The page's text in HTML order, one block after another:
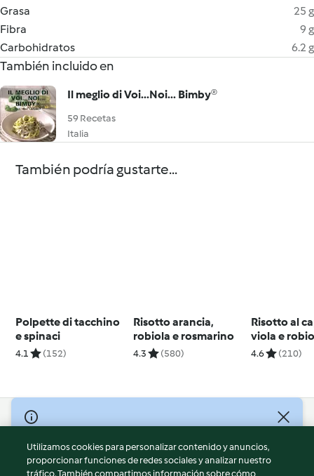
Grasa
25 g
Fibra
9 g
Carbohidratos
6.2 g
También incluido en
Il meglio di Voi...Noi... Bimby®
59 Recetas
Italia
También podría gustarte...
Polpette di tacchino
e spinaci
4.1 (152)
Risotto arancia,
robiola e rosmarino
4.3 (580)
Risotto al
viola e
4.6 (210)
© Copyright 2026
Términos de uso
Política de privacidad
Utilizamos cookies para personalizar contenido y anuncios,
proporcionar funciones de redes sociales y analizar nuestro
tráfico. También compartimos información sobre cómo